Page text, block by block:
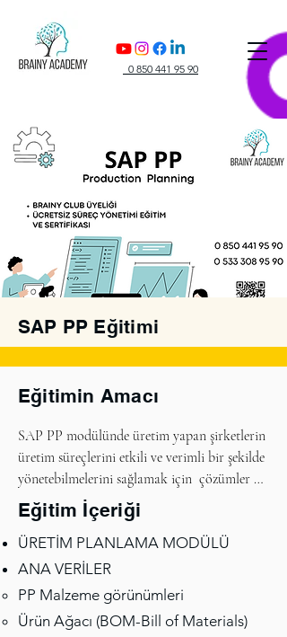
0 850 441 95 90
SAP PP Eğitimi
Ön Kayıt Formu
Eğitimin Amacı
SAP PP modülünde üretim yapan şirketlerin
üretim süreçlerini etkili ve verimli bir şekilde
yönetebilmelerini sağlamak için  çözümler
geliştirme ve uyarlamalar yapmaya imkan
sağlayan bir eğitim programıdır.
Eğitim İçeriği
ÜRETİM PLANLAMA MODÜLÜ
ANA VERİLER
PP Malzeme görünümleri
Ürün Ağacı (BOM-Bill of Materials)